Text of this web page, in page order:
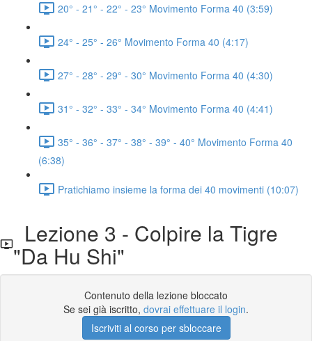
20° - 21° - 22° - 23° Movimento Forma 40 (3:59)
24° - 25° - 26° Movimento Forma 40 (4:17)
27° - 28° - 29° - 30° Movimento Forma 40 (4:30)
31° - 32° - 33° - 34° Movimento Forma 40 (4:41)
35° - 36° - 37° - 38° - 39° - 40° Movimento Forma 40
(6:38)
Pratichiamo insieme la forma dei 40 movimenti (10:07)
Lezione 3 - Colpire la Tigre
"Da Hu Shi"
Contenuto della lezione bloccato
Se sei già iscritto, dovrai effettuare il login.
Iscriviti al corso per sbloccare